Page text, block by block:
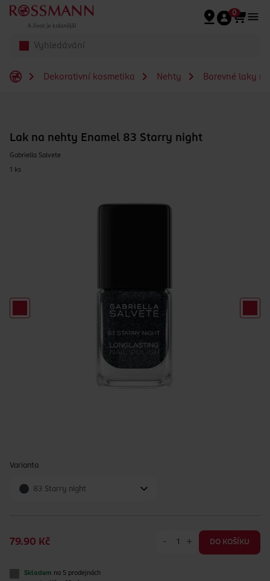
Přeskočit na hlavmní obsah
0
Dekorativní kosmetika Nehty Barevné laky
Lak na nehty Enamel 83 Starry night
Gabriella Salvete
1 ks
Varianta
83 Starry night
79.90 Kč - + DO KOŠÍKU
Skladem na 5 prodejnách